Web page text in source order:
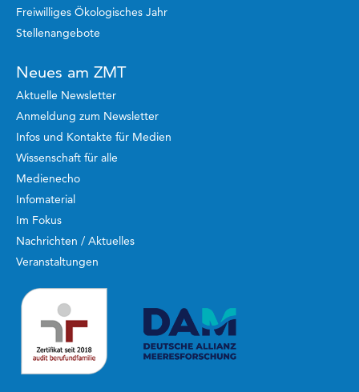
Freiwilliges Ökologisches Jahr
Stellenangebote
Neues am ZMT
Aktuelle Newsletter
Anmeldung zum Newsletter
Infos und Kontakte für Medien
Wissenschaft für alle
Medienecho
Infomaterial
Im Fokus
Nachrichten / Aktuelles
Veranstaltungen